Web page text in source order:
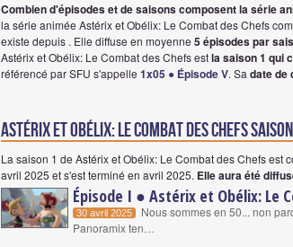
Combien d'épisodes et de saisons composent la série
la série animée Astérix et Obélix: Le Combat des Chefs
existe depuis . Elle diffuse en moyenne 5 épisodes par
Astérix et Obélix: Le Combat des Chefs estla saison 1 qui
référencé par SFU s'appelle 1x05 ● Épisode V. Sa date de
astérix et obélix: le combat des chefs saison
La saison 1 de Astérix et Obélix: Le Combat des Chefs est
avril 2025 et s'est terminé en avril 2025. Elle aura été
Épisode I ● Astérix et Obélix: Le
30 avril 2025
Nous sommes en 50... non
Panoramix ten…